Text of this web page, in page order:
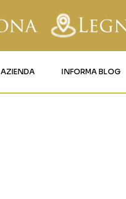
AZIENDA INFORMA BLOG